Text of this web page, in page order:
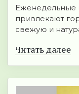
Еженедельные
привлекают
свежую и
Читать далее